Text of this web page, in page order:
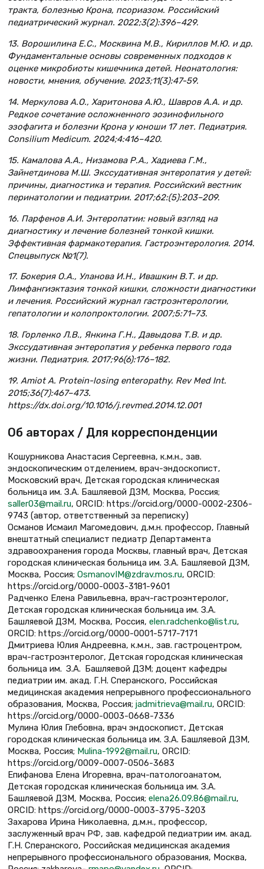
тракта, болезнью Крона, псориазом. Российский
педиатрический журнал. 2022;3(2):396–429.
13. Ворошилина Е.С., Москвина М.В., Кириллов М.Ю. и др.
Фундаментальные основы современных подходов к
оценке микробиоты кишечника детей. Неонатология:
новости, мнения, обучение. 2023;11(3):47-59.
14. Меркулова А.О., Харитонова А.Ю., Шавров А.А. и др.
Редкое сочетание осложненного эозинофильного
эзофагита и болезни Крона у юноши 17 лет. Педиатрия.
Consilium Medicum. 2024;4:416–420.
15. Камалова А.А., Низамова Р.А., Хадиева Г.М.,
Зайнетдинова М.Ш. Экссудативная энтеропатия у детей:
причины, диагностика и терапия. Российский вестник
перинатологии и педиатрии. 2017;62:(5):203–209.
16. Парфенов А.И. Энтеропатии: новый взгляд на
диагностику и лечение болезней тонкой кишки.
Эффективная фармакотерапия. Гастроэнтерология. 2014.
Спецвыпуск №1(7).
17. Бокерия О.А., Уланова И.Н., Ивашкин В.Т. и др.
Лимфангиэктазия тонкой кишки, сложности диагностики
и лечения. Российский журнал гастроэнтерологии,
гепатологии и колопроктологии. 2007;5:71–73.
18. Горленко Л.В., Янкина Г.Н., Давыдова Т.В. и др.
Экссудативная энтеропатия у ребенка первого года
жизни. Педиатрия. 2017;96(6):176–182.
19. Amiot A. Protein-losing enteropathy. Rev Med Int.
2015;36(7):467–473.
https://dx.doi.org/10.1016/j.revmed.2014.12.001
Об авторах / Для корреспонденции
Кошурникова Анастасия Сергеевна, к.м.н., зав.
эндоскопическим отделением, врач-эндоскопист,
Московский врач, Детская городская клиническая
больница им. З.А. Башляевой ДЗМ, Москва, Россия;
saller03@mail.ru, ORCID: https://orcid.org/0000-0002-2306-
9743 (автор, ответственный за переписку)
Османов Исмаил Магомедович, д.м.н. профессор, Главный
внештатный специалист педиатр Департамента
здравоохранения города Москвы, главный врач, Детская
городская клиническая больница им. З.А. Башляевой ДЗМ,
Москва, Россия; OsmanovIM@zdrav.mos.ru, ORCID:
https://orcid.org/0000-0003-3181-9601
Радченко Елена Равильевна, врач-гастроэнтеролог,
Детская городская клиническая больница им. З.А.
Башляевой ДЗМ, Москва, Россия, elen.radchenko@list.ru,
ORCID: https://orcid.org/0000-0001-5717-7171
Дмитриева Юлия Андреевна, к.м.н., зав. гастроцентром,
врач-гастроэнтеролог, Детская городская клиническая
больница им. З.А. Башляевой ДЗМ; доцент кафедры
педиатрии им. акад. Г.Н. Сперанского, Российская
медицинская академия непрерывного профессионального
образования, Москва, Россия; jadmitrieva@mail.ru, ORCID:
https://orcid.org/0000-0003-0668-7336
Мулина Юлия Глебовна, врач эндоскопист, Детская
городская клиническая больница им. З.А. Башляевой ДЗМ,
Москва, Россия; Mulina-1992@mail.ru, ORCID:
https://orcid.org/0009-0007-0506-3683
Епифанова Елена Игоревна, врач-патологоанатом,
Детская городская клиническая больница им. З.А.
Башляевой ДЗМ, Москва, Россия; elena26.09.86@mail.ru,
ORCID: https://orcid.org/0000-0003-3795-3203
Захарова Ирина Николаевна, д.м.н., профессор,
заслуженный врач РФ, зав. кафедрой педиатрии им. акад.
Г.Н. Сперанского, Российская медицинская академия
непрерывного профессионального образования, Москва,